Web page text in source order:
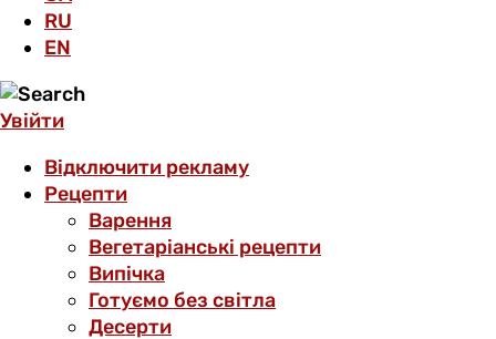
RU
EN
Увійти
Відключити рекламу
Рецепти
Варення
Вегетаріанські рецепти
Випічка
Готуємо без світла
Десерти